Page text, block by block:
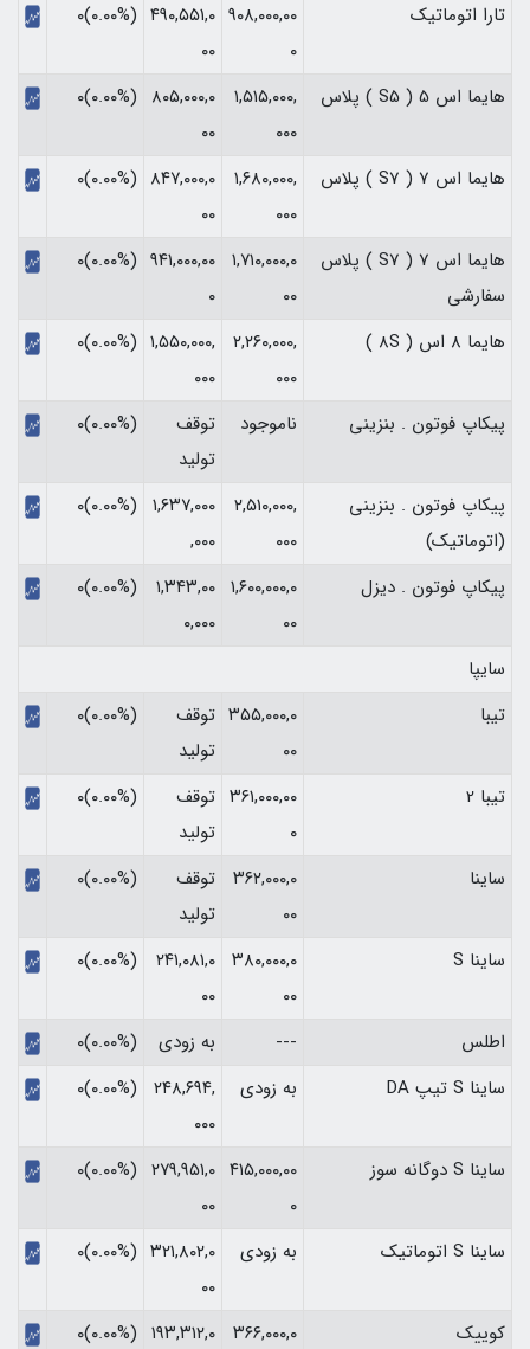
تارا اتوماتیک
۹۰۸,۰۰۰,۰۰
۰
۴۹۰,۵۵۱,۰
۰۰
(۰.۰۰%)۰
هایما اس 5 ( S5 ) پلاس
۱,۵۱۵,۰۰۰,
۰۰۰
۸۰۵,۰۰۰,۰
۰۰
(۰.۰۰%)۰
هایما اس 7 ( S7 ) پلاس
۱,۶۸۰,۰۰۰,
۰۰۰
۸۴۷,۰۰۰,۰
۰۰
(۰.۰۰%)۰
هایما اس 7 ( S7 ) پلاس
سفارشی
۱,۷۱۰,۰۰۰,۰
۰۰
۹۴۱,۰۰۰,۰۰
۰
(۰.۰۰%)۰
هایما 8 اس ( 8S )
۲,۲۶۰,۰۰۰,
۰۰۰
۱,۵۵۰,۰۰۰,
۰۰۰
(۰.۰۰%)۰
پیکاپ فوتون . بنزینی ناموجود
توقف
تولید
(۰.۰۰%)۰
پیکاپ فوتون . بنزینی
(اتوماتیک)
۲,۵۱۰,۰۰۰,
۰۰۰
۱,۶۳۷,۰۰۰
,۰۰۰
(۰.۰۰%)۰
پیکاپ فوتون . دیزل
۱,۶۰۰,۰۰۰,۰
۰۰
۱,۳۴۳,۰۰
۰,۰۰۰
(۰.۰۰%)۰
سایپا
تیبا
۳۵۵,۰۰۰,۰
۰۰
توقف
تولید
(۰.۰۰%)۰
تیبا 2
۳۶۱,۰۰۰,۰۰
۰
توقف
تولید
(۰.۰۰%)۰
ساینا
۳۶۲,۰۰۰,۰
۰۰
توقف
تولید
(۰.۰۰%)۰
ساینا S
۳۸۰,۰۰۰,۰
۰۰
۲۴۱,۰۸۱,۰
۰۰
(۰.۰۰%)۰
اطلس --- به زودی
(۰.۰۰%)۰
ساینا S تیپ DA
به زودی
۲۴۸,۶۹۴,
۰۰۰
(۰.۰۰%)۰
ساینا S دوگانه سوز
۴۱۵,۰۰۰,۰۰
۰
۲۷۹,۹۵۱,۰
۰۰
(۰.۰۰%)۰
ساینا S اتوماتیک به زودی
۳۲۱,۸۰۲,۰
۰۰
(۰.۰۰%)۰
کوییک ۳۶۶,۰۰۰,۰ ۱۹۳,۳۱۲,۰ (۰.۰۰%)۰